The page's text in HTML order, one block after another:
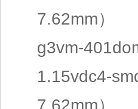
7.62mm）
g3vm-
1.15vdc4-
7.62mm）